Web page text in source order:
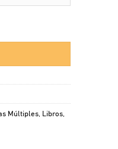
Múltiples, Libros,